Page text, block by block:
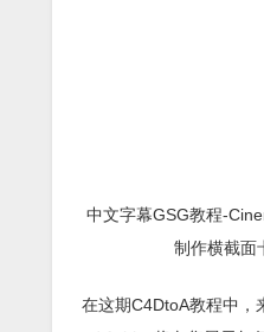
中文字幕GSG教程-
制作横截面
在这期C4DtoA教程中，